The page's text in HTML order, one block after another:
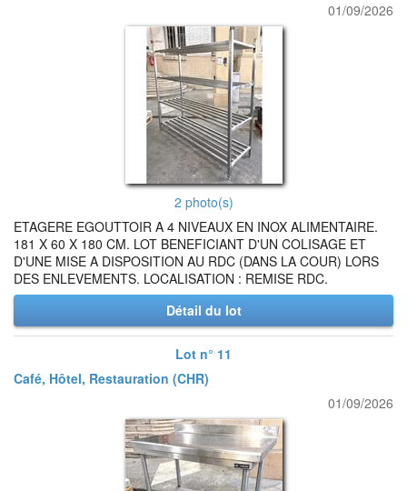
01/09/2026
2 photo(s)
ETAGERE EGOUTTOIR A 4 NIVEAUX EN INOX ALIMENTAIRE.
181 X 60 X 180 CM. LOT BENEFICIANT D'UN COLISAGE ET
D'UNE MISE A DISPOSITION AU RDC (DANS LA COUR) LORS
DES ENLEVEMENTS. LOCALISATION : REMISE RDC.
Détail du lot
Lot n° 11
Café, Hôtel, Restauration (CHR)
01/09/2026